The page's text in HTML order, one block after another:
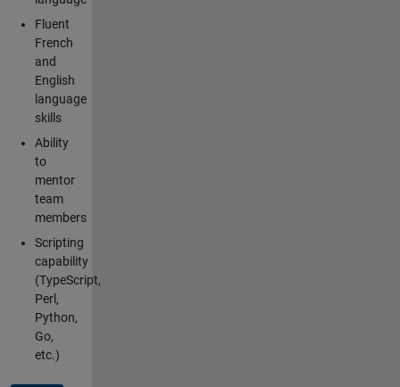
Fluent
French
and
English
language
skills
Ability
to
mentor
team
members
Scripting
capability
(TypeScript,
Perl,
Python,
Go,
etc.)